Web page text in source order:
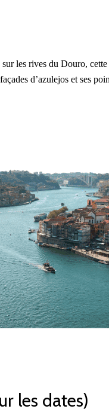
les rives du Douro,
d’azulejos et ses
les dates)